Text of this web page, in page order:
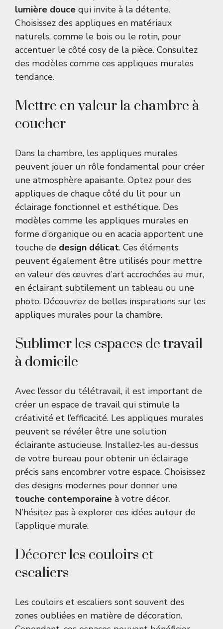
lumière douce qui invite à la détente.
Choisissez des appliques en matériaux
naturels, comme le bois ou le rotin, pour
accentuer le côté cosy de la pièce. Consultez
des modèles comme ces appliques murales
tendance.
Mettre en valeur la chambre à
coucher
Dans la chambre, les appliques murales
peuvent jouer un rôle fondamental pour créer
une atmosphère apaisante. Optez pour des
appliques de chaque côté du lit pour un
éclairage fonctionnel et esthétique. Des
modèles comme les appliques murales en
forme d’organique ou en acacia apportent une
touche de design délicat. Ces éléments
peuvent également être utilisés pour mettre
en valeur des œuvres d’art accrochées au mur,
en éclairant subtilement un tableau ou une
photo. Découvrez de belles inspirations sur les
appliques murales pour la chambre.
Sublimer les espaces de travail
à domicile
Avec l’essor du télétravail, il est important de
créer un espace de travail qui stimule la
créativité et l’efficacité. Les appliques murales
peuvent se révéler être une solution
éclairante astucieuse. Installez-les au-dessus
de votre bureau pour obtenir un éclairage
précis sans encombrer votre espace. Choisissez
des designs modernes pour donner une
touche contemporaine à votre décor.
N’hésitez pas à explorer ces idées autour de
l’applique murale.
Décorer les couloirs et
escaliers
Les couloirs et escaliers sont souvent des
zones oubliées en matière de décoration.